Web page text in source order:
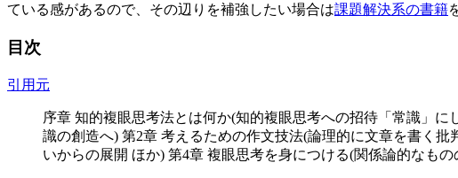
ている感があるので、その辺りを補強したい場合は課題解決系の書籍
目次
引用元
序章 知的複眼思考法とは何か(知的複眼思考への招待「常識」
識の創造へ) 第2章 考えるための作文技法(論理的に文章を書く
いからの展開 ほか) 第4章 複眼思考を身につける(関係論的なも